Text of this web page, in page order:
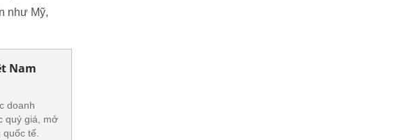
như Mỹ,
Nam
doanh
quý giá, mở
tế.